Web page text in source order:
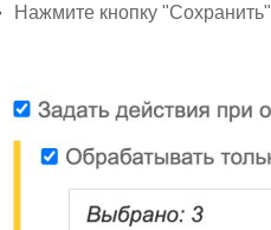
Нажмите кнопку "Сохранить"